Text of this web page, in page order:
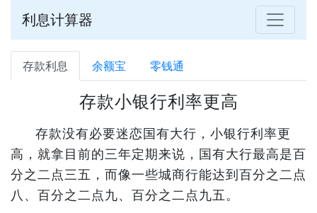
利息计算器
存款利息 余额宝 零钱通
存款小银行利率更高
存款没有必要迷恋国有大行，小银行利率更
高，就拿目前的三年定期来说，国有大行最高是百
分之二点三五，而像一些城商行能达到百分之二点
八、百分之二点九、百分之二点九五。